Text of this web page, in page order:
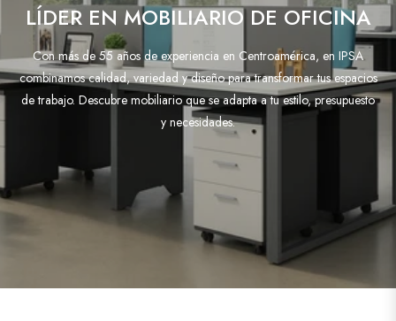
LÍDER EN MOBILIARIO DE OFICINA
Con más de 55 años de experiencia en Centroamérica, en IPSA
combinamos calidad, variedad y diseño para transformar tus espacios
de trabajo. Descubre mobiliario que se adapta a tu estilo, presupuesto
y necesidades.